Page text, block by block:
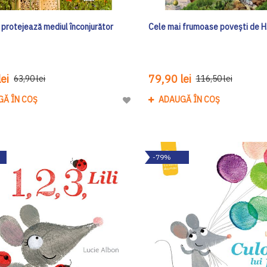
mediul înconjurător
63,90 lei
ÎN COȘ
Adaugă
Dorinte
Cele mai frumoase poveşti de
79,90 lei 116,50 lei
ADAUGĂ ÎN COȘ
-79%